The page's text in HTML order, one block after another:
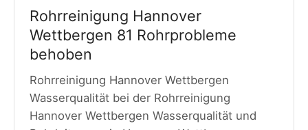
Rohrreinigung Hannover
Wettbergen 81 Rohrprobleme
behoben
Rohrreinigung Hannover Wettbergen
Wasserqualität bei der Rohrreinigung
Hannover Wettbergen Wasserqualität und